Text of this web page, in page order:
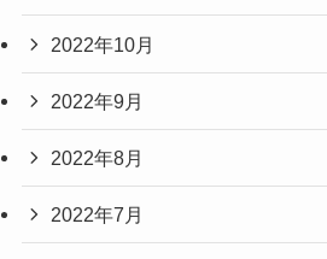
2022年10月
2022年9月
2022年8月
2022年7月